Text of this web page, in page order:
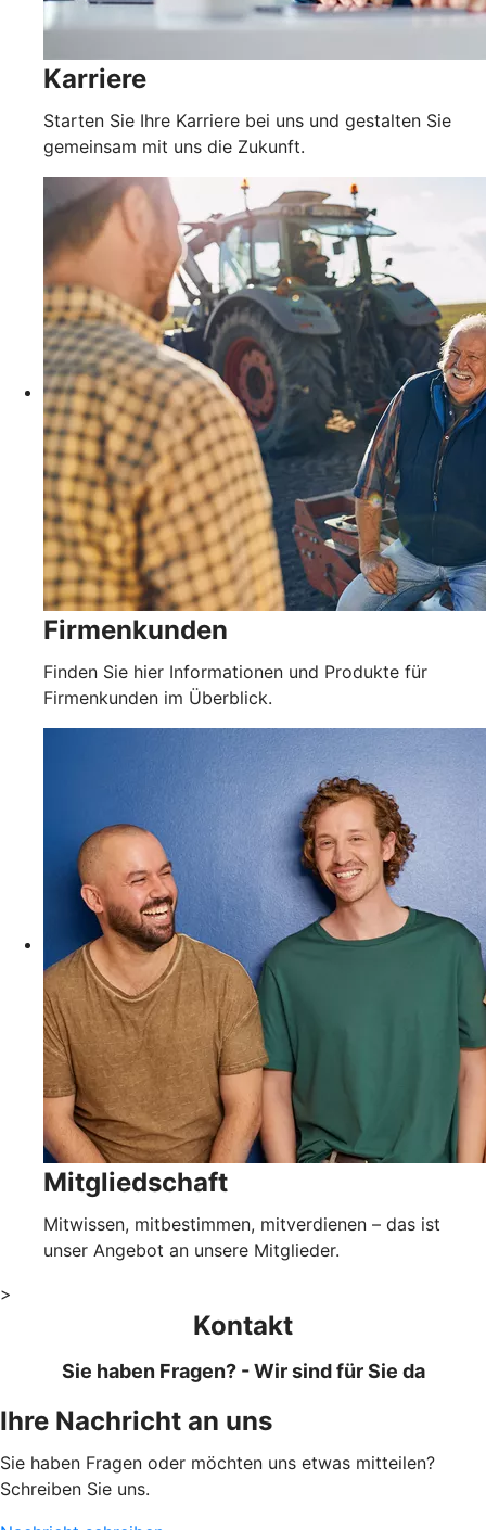
Karriere
Starten Sie Ihre Karriere bei uns und gestalten Sie
gemeinsam mit uns die Zukunft.
Firmenkunden
Finden Sie hier Informationen und Produkte für
Firmenkunden im Überblick.
Mitgliedschaft
Mitwissen, mitbestimmen, mitverdienen – das ist
unser Angebot an unsere Mitglieder.
>
Kontakt
Sie haben Fragen? - Wir sind für Sie da
Ihre Nachricht an uns
Sie haben Fragen oder möchten uns etwas mitteilen?
Schreiben Sie uns.